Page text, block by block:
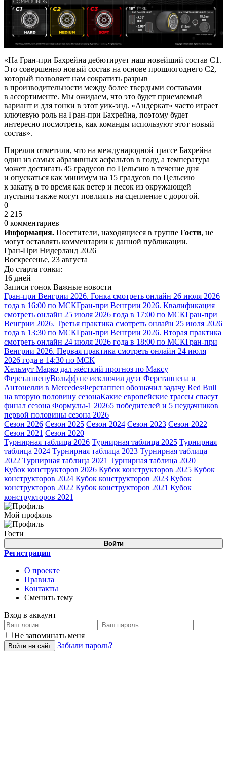
«На Гран-при Бахрейна дебютирует наш новейший состав C1.
Это совершенно новый состав на основе прошлогоднего C2,
который позволяет нам сократить разрыв
в производительности между более твердыми составами
в ассортименте. Мы ожидаем, что это будет приемлемый
вариант и для гонки в этот уик-энд. «Андеркат» часто играет
ключевую роль на Гран-при Бахрейна, поэтому будет
интересно посмотреть, как команды используют этот новый
состав».
Пирелли отметили, что на международной трассе Бахрейна
один из самых абразивных асфальтов в году, а температура
может достигать 45 градусов по Цельсию в течение дня
и опускаться как минимум на 15 градусов по Цельсию
к закату, в то время как ветер и песок из окружающей
пустыни также могут повлиять на сцепление с дорогой.
0
2 215
0 комментариев
Информация. Посетители, находящиеся в группе Гости, не
могут оставлять комментарии к данной публикации.
Гран-При Нидерланд 2026
Воскресенье, 23 августа
До старта гонки:
16 дней
Записи гонок Важные новости
Гран-при Венгрии 2026. Гонка смотреть онлайн 26 июля 2026
года в 16:00 по МСКГран-при Венгрии 2026. Квалификация
смотреть онлайн 25 июля 2026 года в 17:00 по МСКГран-при
Венгрии 2026. Третья практика смотреть онлайн 25 июля 2026
года в 13:30 по МСКГран-при Венгрии 2026. Вторая практика
смотреть онлайн 24 июля 2026 года в 18:00 по МСКГран-при
Венгрии 2026. Первая практика смотреть онлайн 24 июля
2026 года в 14:30 по МСК
Хельмут Марко дал жёсткий прогноз по Максу
ФерстаппенуВольфф не исключил дуэт Ферстаппена и
Антонелли в MercedesФерстаппен обозначил задачу Red Bull
на вторую половину сезонаКакие европейские трассы спасут
финал сезона Формулы-1 20265 победителей и 5 неудачников
первой половины сезона 2026
Сезон 2026 Сезон 2025 Сезон 2024 Сезон 2023 Сезон 2022
Сезон 2021 Сезон 2020
Турнирная таблица 2026 Турнирная таблица 2025 Турнирная
таблица 2024 Турнирная таблица 2023 Турнирная таблица
2022 Турнирная таблица 2021 Турнирная таблица 2020
Кубок конструкторов 2026 Кубок конструкторов 2025 Кубок
конструкторов 2024 Кубок конструкторов 2023 Кубок
конструкторов 2022 Кубок конструкторов 2021 Кубок
конструкторов 2021
Мой профиль
Гости
Войти
Регистрация
О проекте
Правила
Контакты
Сменить тему
Вход в аккаунт
Не запоминать меня
Войти на сайт Забыли пароль?